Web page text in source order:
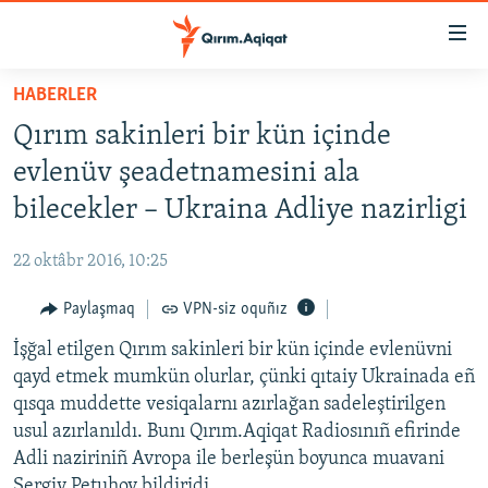
Esas
qaytmaq
Baş
navigatsiyağa
qaytmaq
Qıdıruvğa
SİYASET
İQTİSADİYAT
MEDENİYET
İNSAN AQLARI
VİDEO
SÜRET
BLOGLAR
FİKİR
HABERLER
Qırım sakinleri bir kün içinde
evlenüv şeadetnamesini ala
bilecekler – Ukraina Adliye nazirligi
22 oktâbr 2016, 10:25
Paylaşmaq VPN-siz oquñız
İşğal etilgen Qırım sakinleri bir kün içinde evlenüvni
qayd etmek mumkün olurlar, çünki qıtaiy Ukrainada eñ
qısqa muddette vesiqalarnı azırlağan sadeleştirilgen
usul azırlanıldı. Bunı Qırım.Aqiqat Radiosınıñ efirinde
Adli naziriniñ Avropa ile berleşün boyunca muavani